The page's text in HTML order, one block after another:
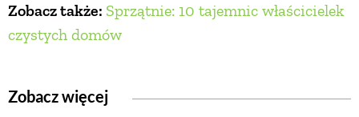
Zobacz także: Sprzątnie: 10 tajemnic właścicielek
czystych domów
Zobacz więcej